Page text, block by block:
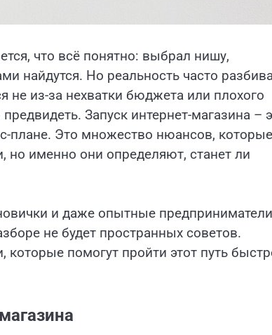
что всё понятно: выбрал нишу,
найдутся. Но реальность часто
не из-за нехватки бюджета или плохого
Запуск интернет-магазина –
плане. Это множество нюансов,
но именно они определяют, станет ли
и даже опытные
не будет пространных советов.
помогут пройти этот путь